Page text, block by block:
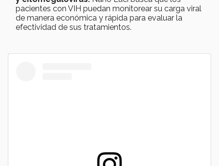
pacientes con VIH puedan monitorear su carga viral
de manera económica y rápida para evaluar la
efectividad de sus tratamientos.